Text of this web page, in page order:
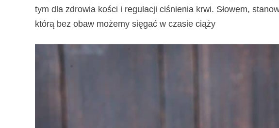
tym dla zdrowia kości i regulacji ciśnienia krwi. Słowem,
którą bez obaw możemy sięgać w czasie ciąży